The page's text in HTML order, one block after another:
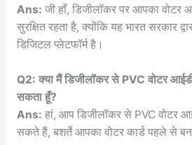
Ans: जी हाँ, डिजीलॉकर पर आपका वोटर
सुरक्षित रहता है, क्योंकि यह भारत सरकार
डिजिटल प्लेटफॉर्म है।
Q2: क्या मैं डिजीलॉकर से PVC वोटर
सकता हूँ?
Ans: हां, आप डिजीलॉकर से PVC वोटर
सकते हैं, बशर्ते आपका वोटर कार्ड पहले से